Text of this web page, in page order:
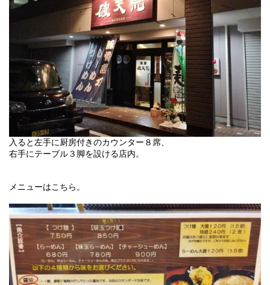
入ると左手に厨房付きのカウンター８席、
右手にテーブル３脚を設ける店内。
メニューはこちら。